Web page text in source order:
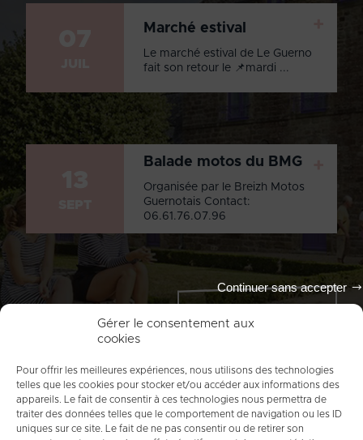
Gérer le consentement aux
cookies
Pour offrir les meilleures expériences, nous utilisons des technologies
telles que les cookies pour stocker et/ou accéder aux informations des
appareils. Le fait de consentir à ces technologies nous permettra de
traiter des données telles que le comportement de navigation ou les ID
uniques sur ce site. Le fait de ne pas consentir ou de retirer son
Continuer sans accepter
Marché estival
Le marché estival de Le Guerno
fait son retour le 📌mardi ...
Balade motos du BMG
Organisée par le Breizh Motos
Guernotais Contact:
06.61.76.07.96